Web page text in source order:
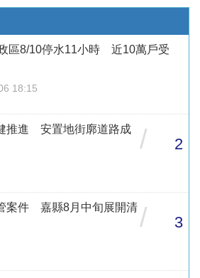
區8/10停水11小時 近10萬戶受
18:15
推進 安置地街廓道路成
/ 2
案件 嘉縣8月中旬展開清 / 3